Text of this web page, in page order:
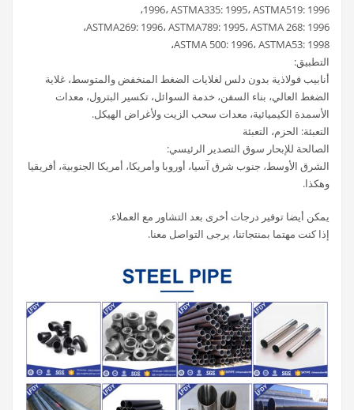
1996، ASTMA335: 1995، ASTMA519: 1996،
ASTMA269: 1996، ASTMA789: 1995، ASTMA 268: 1996،
ASTMA 500: 1996، ASTMA53: 1998،
التطبيق:
أنابيب فولاذية بدون دلس لغلايات الضغط المنخفض والمتوسط، غلاية
الضغط العالي، بناء السفن، خدمة السوائل، تكسير البترول، معدات
الأسمدة الكيميائية، معدات سحب الزيت ولأغراض الهيكل.
التعبئة: الحزم، التعبئة
الصالحة للإبحار سوق التصدير الرئيسي:
الشرق الأوسط، جنوب شرق آسيا، أوروبا وأمريكا، أمريكا الجنوبية، أفريقيا
وهكذا.
يمكن أيضا توفير درجات أخرى بعد التشاور مع العملاء.
إذا كنت مهتما بمنتجاتنا، يرجى التواصل معنا.